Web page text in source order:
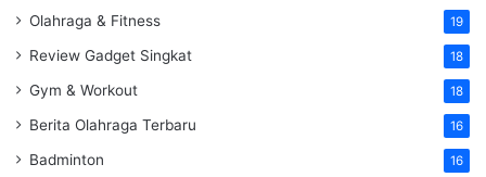
Olahraga & Fitness 19
Review Gadget Singkat 18
Gym & Workout 18
Berita Olahraga Terbaru 16
Badminton 16